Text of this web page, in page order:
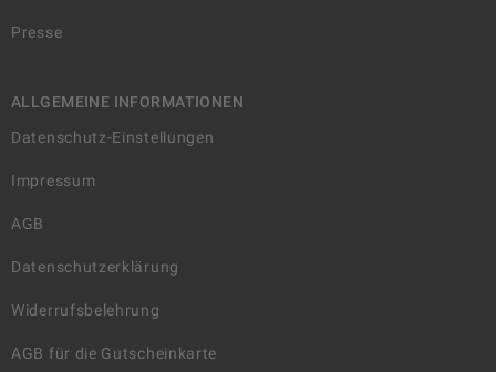
Presse
ALLGEMEINE INFORMATIONEN
Datenschutz-Einstellungen
Impressum
AGB
Datenschutzerklärung
Widerrufsbelehrung
AGB für die Gutscheinkarte